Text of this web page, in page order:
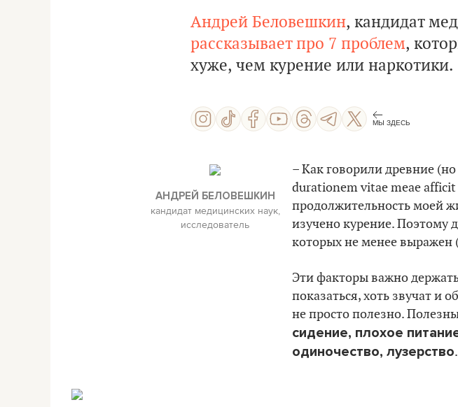
Андрей Беловешкин, кандидат
рассказывает про 7 проблем,
хуже, чем курение или наркотики.
МЫ ЗДЕСЬ
АНДРЕЙ БЕЛОВЕШКИН
кандидат медицинских наук,
исследователь
– Как говорили древние
durationem vitae meae
продолжительность моей
изучено курение. Поэтому
которых не менее выражен
Эти факторы важно
показаться, хоть звучат и
не просто полезно.
сидение, плохое
одиночество, лузерство.